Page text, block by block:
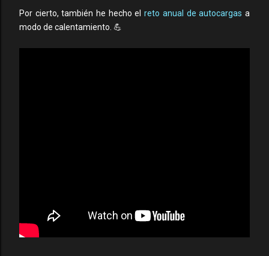
Por cierto, también he hecho elreto anual de autocargas a
modo de calentamiento. 💪